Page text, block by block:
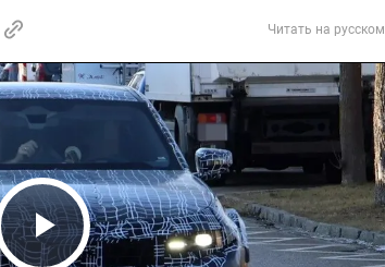
Читать на русском